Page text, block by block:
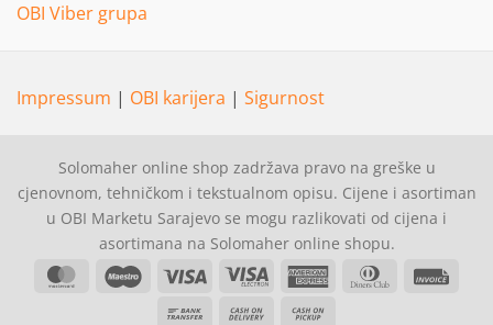
OBI Viber grupa
Impressum | OBI karijera | Sigurnost
Solomaher online shop zadržava pravo na greške u
cjenovnom, tehničkom i tekstualnom opisu. Cijene i asortiman
u OBI Marketu Sarajevo se mogu razlikovati od cijena i
asortimana na Solomaher online shopu.
MasterCardMaestro Visa
Visa
American Dinners
Bank
Cash